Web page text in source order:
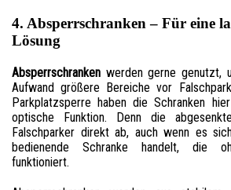
4. Absperrschranken – Für eine
Lösung
Absperrschranken werden gerne genutzt,
Aufwand größere Bereiche vor
Parkplatzsperre haben die Schranken
optische Funktion. Denn die
Falschparker direkt ab, auch wenn es
bedienende Schranke handelt, die
funktioniert.